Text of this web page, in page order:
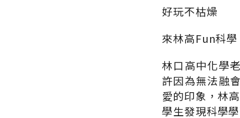
好玩不枯燥
來林高Fun科學
林口高中化學
許因為無法融
愛的印象，林
學生發現科學